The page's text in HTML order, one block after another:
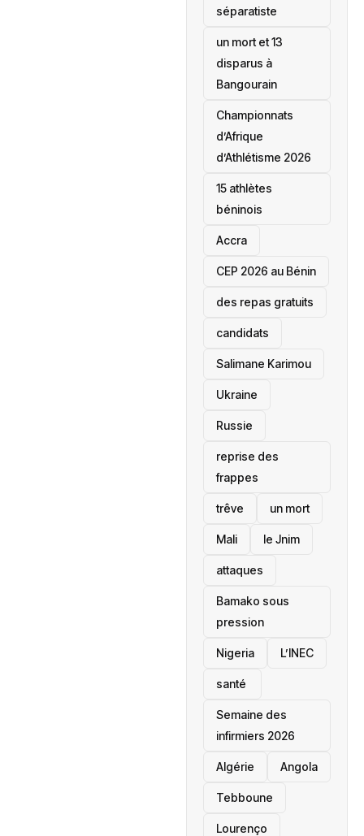
séparatiste
un mort et 13
disparus à
Bangourain
‎Championnats
d’Afrique
d’Athlétisme 2026
15 athlètes
béninois
Accra
‎CEP 2026 au Bénin
des repas gratuits
candidats
Salimane Karimou
Ukraine
Russie
reprise des
frappes
trêve un mort
Mali le Jnim
attaques
Bamako sous
pression
‎Nigeria L’INEC
santé ‎
Semaine des
infirmiers 2026
‎Algérie Angola
Tebboune
Lourenço